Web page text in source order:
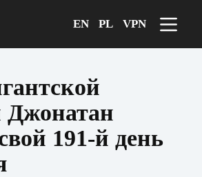
EN PL VPN
Джонатан
191-й день